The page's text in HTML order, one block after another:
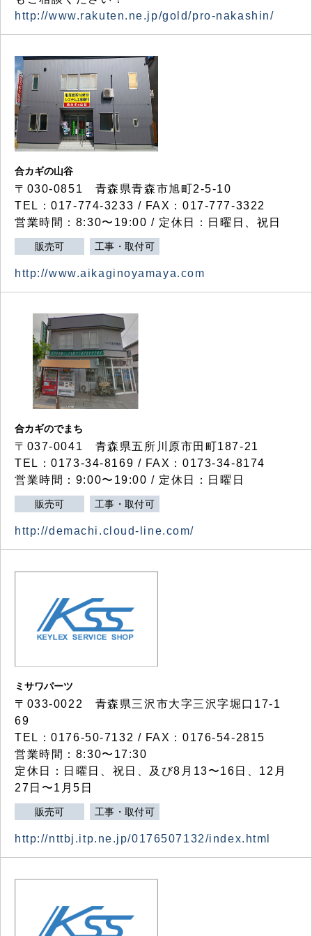
http://www.rakuten.ne.jp/gold/pro-nakashin/
合カギの山谷
〒030-0851 青森県青森市旭町2-5-10
TEL：017-774-3233 / FAX：017-777-3322
営業時間：8:30〜19:00 / 定休日：日曜日、祝日
販売可 工事・取付可
http://www.aikaginoyamaya.com
合カギのでまち
〒037-0041 青森県五所川原市田町187-21
TEL：0173-34-8169 / FAX：0173-34-8174
営業時間：9:00〜19:00 / 定休日：日曜日
販売可 工事・取付可
http://demachi.cloud-line.com/
ミサワパーツ
〒033-0022 青森県三沢市大字三沢字堀口17-1
69
TEL：0176-50-7132 / FAX：0176-54-2815
営業時間：8:30〜17:30
定休日：日曜日、祝日、及び8月13〜16日、12月
27日〜1月5日
販売可 工事・取付可
http://nttbj.itp.ne.jp/0176507132/index.html